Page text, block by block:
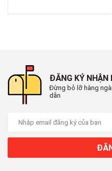
vào từng quốc gia và vùng)
ĐĂNG KÝ NHẬN
Đừng bỏ lỡ hàng
dẫn